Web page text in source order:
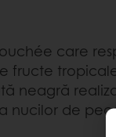
care
fructe
neagră
nucilor de